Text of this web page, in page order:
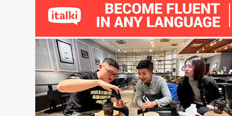
CHAVACANO CHINESE CREOLE HAITIANO